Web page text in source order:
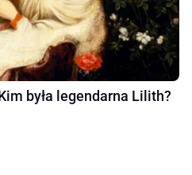
była legendarna Lilith?